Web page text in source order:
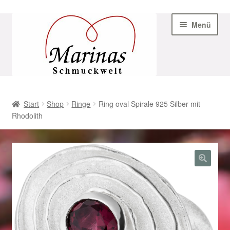
Navigation
Menü
AGB
Beispiel-Seite
Datenschutz
Geschenke zu Ostern 2023
Geschenke zu Ostern 2024
Start Shop Ringe
Ring oval Spirale 925 Silber mit
Rhodolith